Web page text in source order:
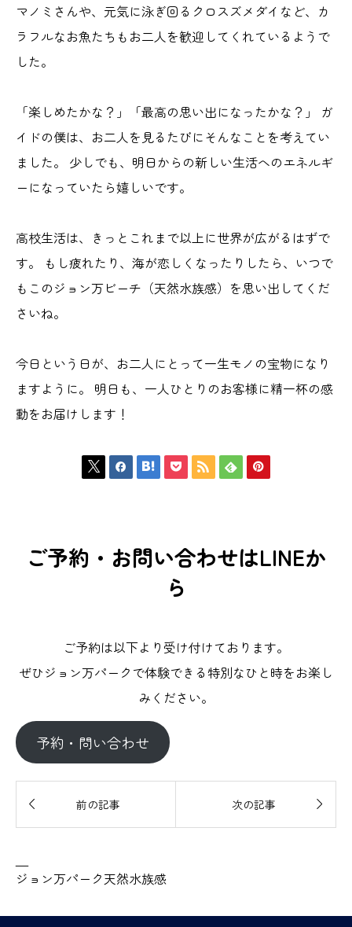
マノミさんや、元気に泳ぎ回るクロスズメダイなど、カ
ラフルなお魚たちもお二人を歓迎してくれているようで
した。
「楽しめたかな？」「最高の思い出になったかな？」 ガ
イドの僕は、お二人を見るたびにそんなことを考えてい
ました。 少しでも、明日からの新しい生活へのエネルギ
ーになっていたら嬉しいです。
高校生活は、きっとこれまで以上に世界が広がるはずで
す。 もし疲れたり、海が恋しくなったりしたら、いつで
もこのジョン万ビーチ（天然水族感）を思い出してくだ
さいね。
今日という日が、お二人にとって一生モノの宝物になり
ますように。 明日も、一人ひとりのお客様に精一杯の感
動をお届けします！
      
ご予約・お問い合わせはLINEか
ら
ご予約は以下より受け付けております。
ぜひジョン万パークで体験できる特別なひと時をお楽し
みください。
予約・問い合わせ
 前の記事 次の記事 
—
ジョン万パーク天然水族感